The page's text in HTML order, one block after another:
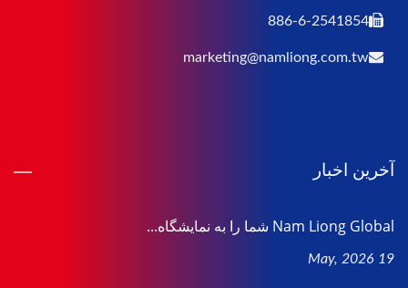
886-6-2541854
marketing@namliong.com.tw
آخرین اخبار
Nam Liong Global شما را به نمایشگاه...
19 May, 2026